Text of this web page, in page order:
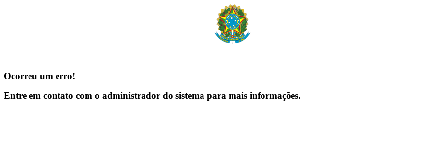
Ocorreu um erro!
Entre em contato com o administrador do sistema para mais informações.